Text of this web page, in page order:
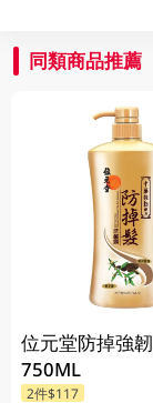
同類商品推薦
位元堂防掉強
750ML
2件$117